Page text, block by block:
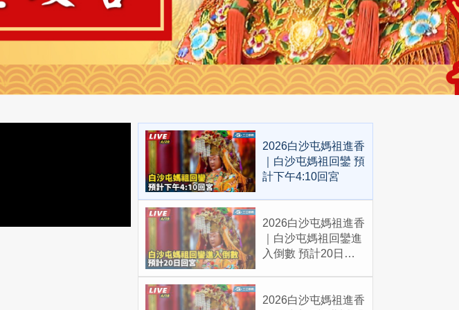
2026白沙屯媽祖進香
｜白沙屯媽祖回鑾 預
計下午4:10回宮
2026白沙屯媽祖進香
｜白沙屯媽祖回鑾進
入倒數 預計20日回
2026白沙屯媽祖進香